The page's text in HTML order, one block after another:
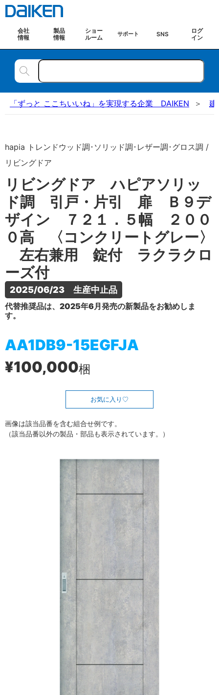
会社
情報
製品
情報
ショー
ルーム
サポート SNS
ログ
イン
「ずっと ここちいいね」を実現する企業 DAIKEN 建
hapia トレンドウッド調･ソリッド調･レザー調･グロス調 /
リビングドア
リビングドア ハピアソリッ
ド調 引戸・片引 扉 Ｂ９デ
ザイン ７２１．５幅 ２００
０高 〈コンクリートグレー〉
左右兼用 錠付 ラクラクロ
ーズ付
2025/06/23　生産中止品
代替推奨品は、2025年6月発売の新製品をお勧めしま
す。
AA1DB9-15EGFJA
¥100,000梱
お気に入り
画像は該当品番を含む組合せ例です。
（該当品番以外の製品・部品も表示されています。）